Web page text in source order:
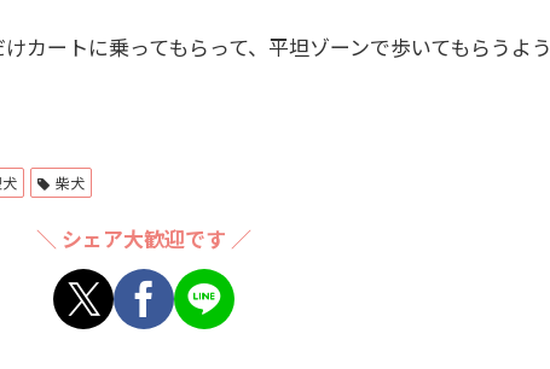
カートに乗ってもらって、平坦ゾーンで歩いてもらうよう
柴犬
＼ シェア大歓迎です ／